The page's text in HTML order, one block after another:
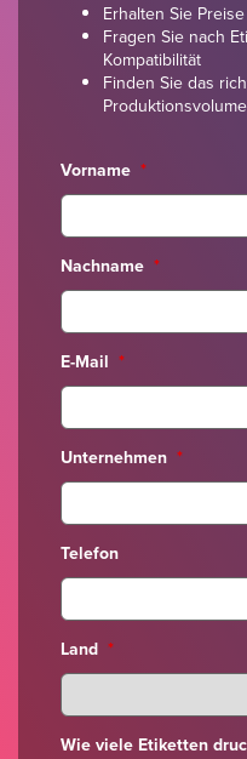
Erhalten Sie
Fragen Sie nach
Kompatibilität
Finden Sie das
Vorname *
Nachname *
E-Mail *
Unternehmen *
Telefon
Land *
Wie viele Etiketten